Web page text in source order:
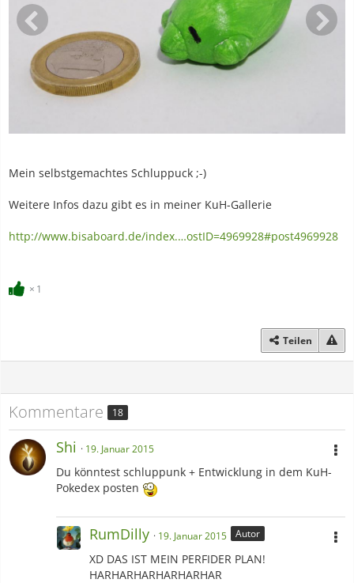
Mein selbstgemachtes Schluppuck ;-)
Weitere Infos dazu gibt es in meiner KuH-Gallerie
http://www.bisaboard.de/index.…ostID=4969928#post4969928
1
Teilen
Kommentare 18
Shi 19. Januar 2015
Du könntest schluppunk + Entwicklung in dem KuH-
Pokedex posten
RumDilly 19. Januar 2015 Autor
XD DAS IST MEIN PERFIDER PLAN!
HARHARHARHARHARHAR